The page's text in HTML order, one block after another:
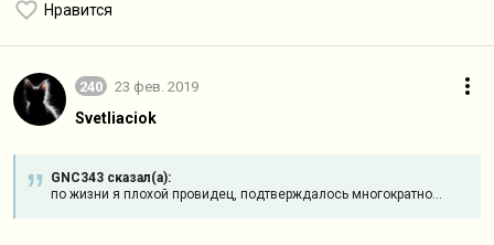
Нравится
240 23 фев. 2019
Svetliaciok
GNC343 сказал(а):
по жизни я плохой провидец, подтверждалось многократно...